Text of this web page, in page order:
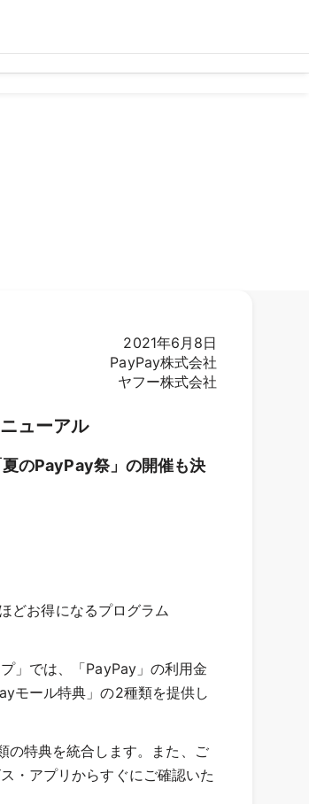
2021年6月8日
PayPay株式会社
ヤフー株式会社
ューアル
のPayPay祭」の開催も決
どお得になるプログラム
」では、「PayPay」の利用金
モール特典」の2種類を提供し
の特典を統合します。また、ご
・アプリからすぐにご確認いた